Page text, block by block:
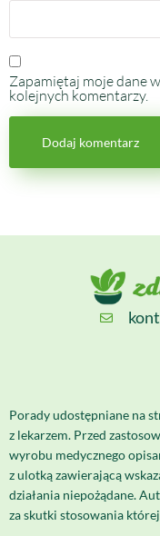
Zapamiętaj moje dane
kolejnych komentarzy.
Porady udostępniane na
z lekarzem. Przed
wyrobu medycznego
z ulotką zawierającą
działania niepożądane.
za skutki stosowania